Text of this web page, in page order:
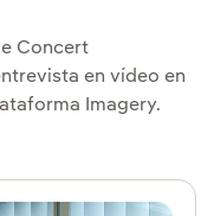
Concert
en vídeo en
Imagery.